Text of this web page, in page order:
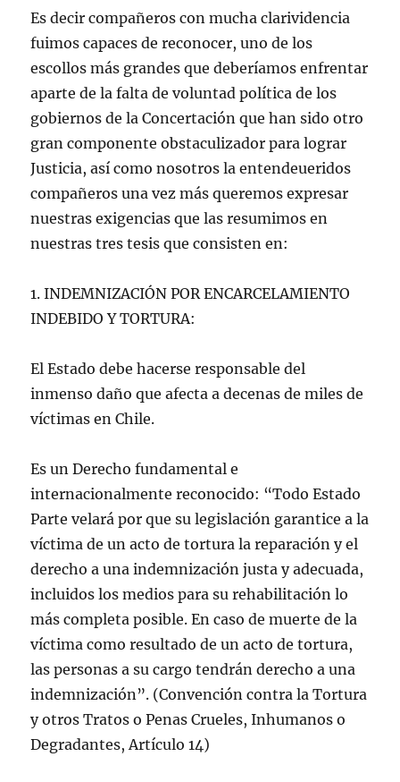
Es decir compañeros con mucha clarividencia
fuimos capaces de reconocer, uno de los
escollos más grandes que deberíamos enfrentar
aparte de la falta de voluntad política de los
gobiernos de la Concertación que han sido otro
gran componente obstaculizador para lograr
Justicia, así como nosotros la entendeueridos
compañeros una vez más queremos expresar
nuestras exigencias que las resumimos en
nuestras tres tesis que consisten en:
1. INDEMNIZACIÓN POR ENCARCELAMIENTO
INDEBIDO Y TORTURA:
El Estado debe hacerse responsable del
inmenso daño que afecta a decenas de miles de
víctimas en Chile.
Es un Derecho fundamental e
internacionalmente reconocido: “Todo Estado
Parte velará por que su legislación garantice a la
víctima de un acto de tortura la reparación y el
derecho a una indemnización justa y adecuada,
incluidos los medios para su rehabilitación lo
más completa posible. En caso de muerte de la
víctima como resultado de un acto de tortura,
las personas a su cargo tendrán derecho a una
indemnización”. (Convención contra la Tortura
y otros Tratos o Penas Crueles, Inhumanos o
Degradantes, Artículo 14)